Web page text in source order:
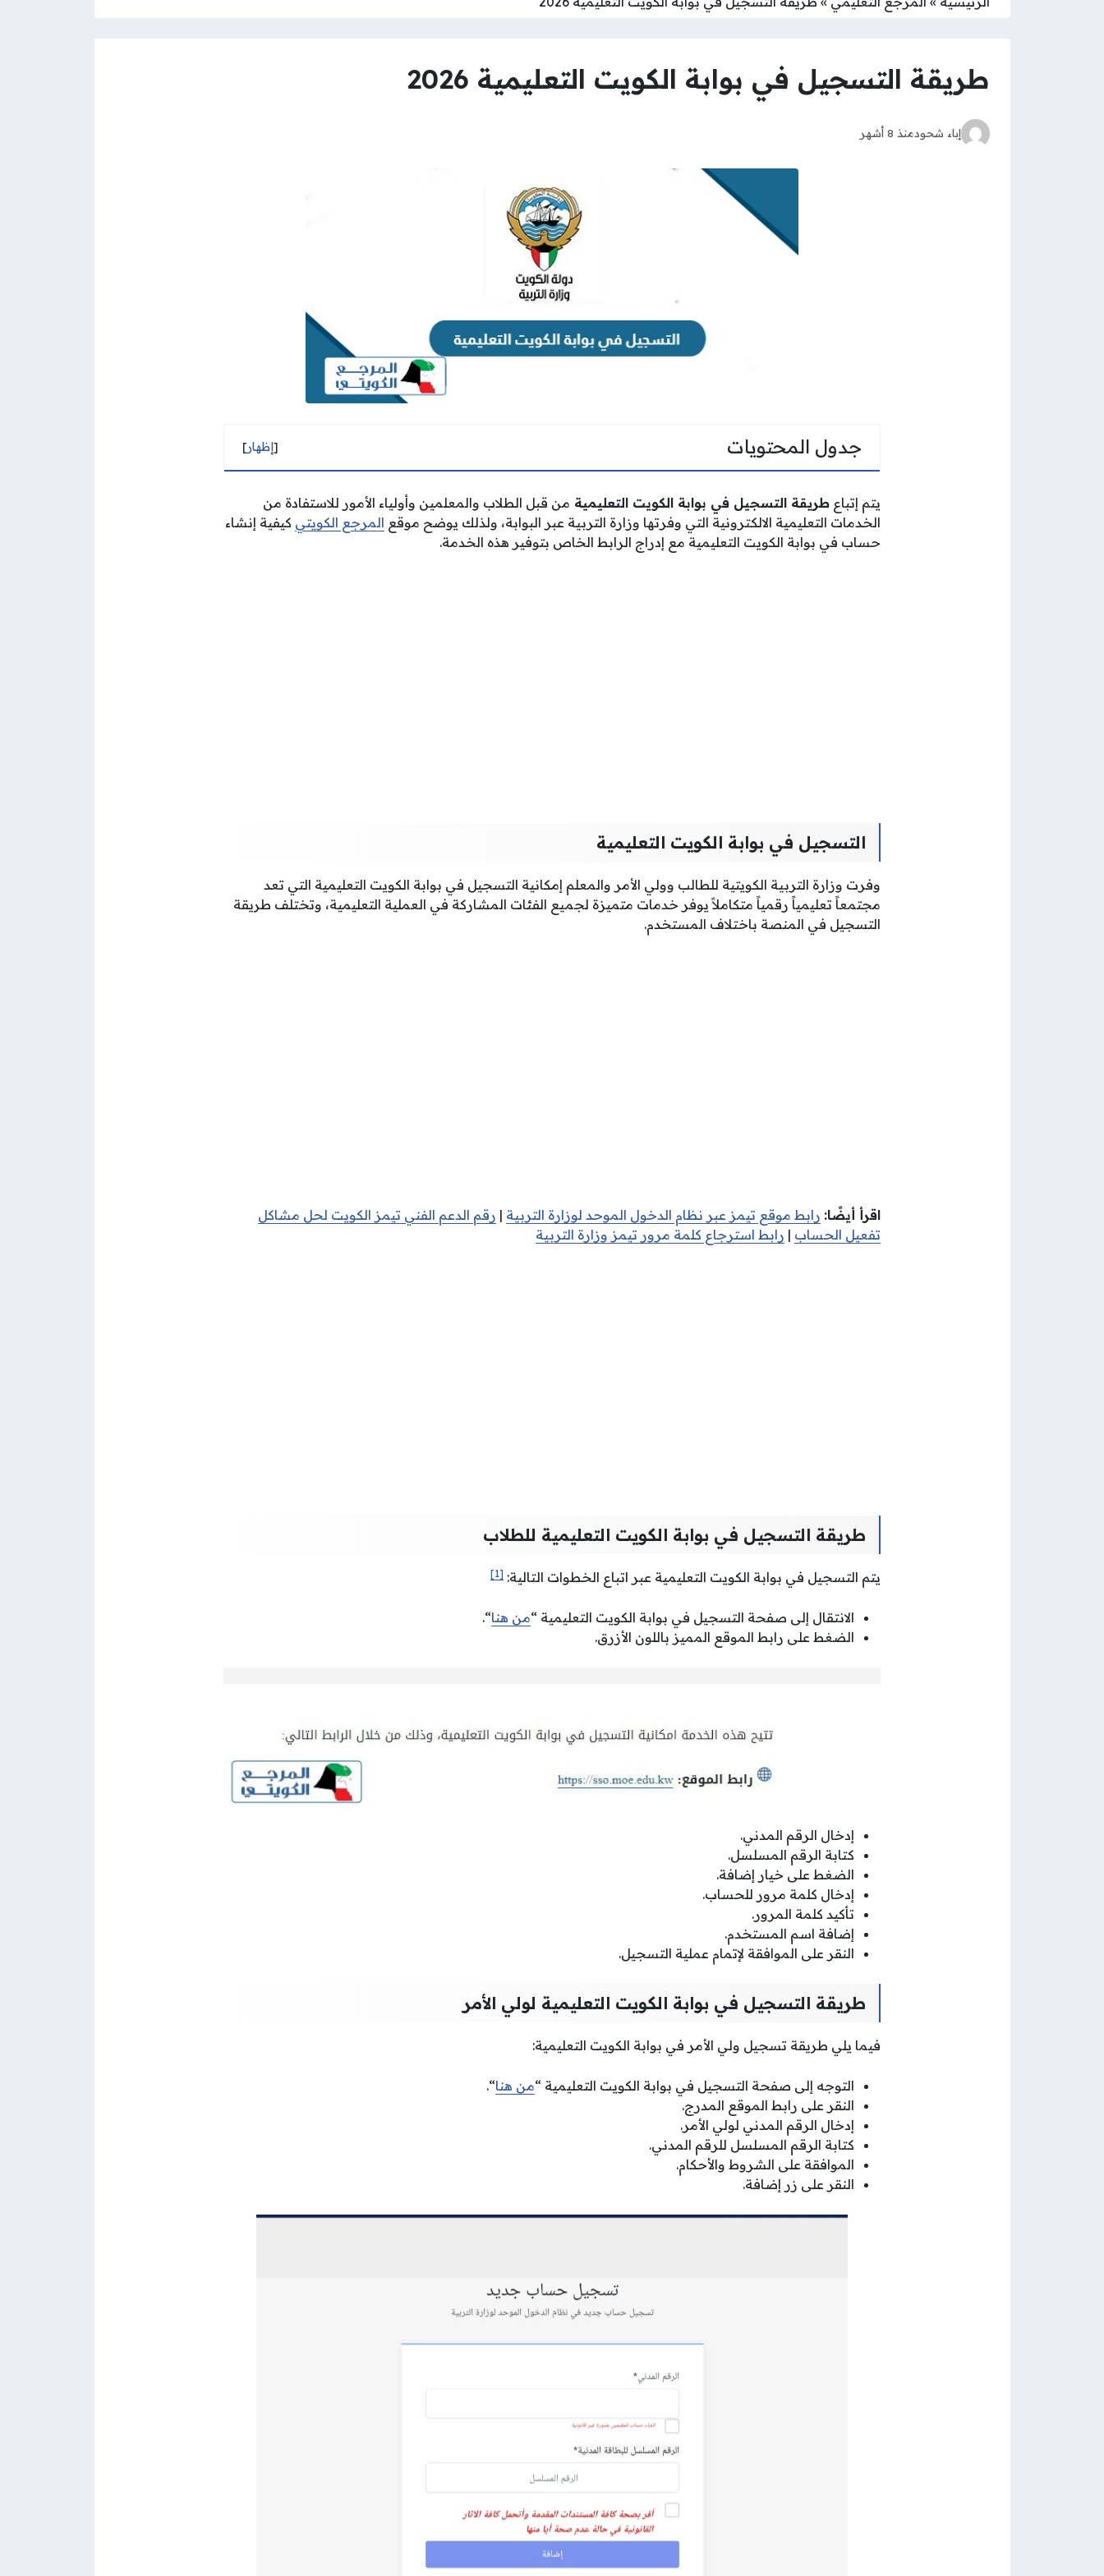
طريقة التسجيل في بوابة الكويت التعليمية 2026
إباء شحودمنذ 8 أشهر
جدول المحتويات [إظهار]
يتم إتباع طريقة التسجيل في بوابة الكويت التعليمية من قبل الطلاب والمعلمين وأولياء الأمور للاستفادة من
الخدمات التعليمية الالكترونية التي وفرتها وزارة التربية عبر البوابة، ولذلك يوضح موقع المرجع الكويتي كيفية إنشاء
حساب في بوابة الكويت التعليمية مع إدراج الرابط الخاص بتوفير هذه الخدمة.
التسجيل في بوابة الكويت التعليمية
وفرت وزارة التربية الكويتية للطالب وولي الأمر والمعلم إمكانية التسجيل في بوابة الكويت التعليمية التي تعد
مجتمعاً تعليمياً رقمياً متكاملاً يوفر خدمات متميزة لجميع الفئات المشاركة في العملية التعليمية، وتختلف طريقة
التسجيل في المنصة باختلاف المستخدم.
اقرأ أيضًا: رابط موقع تيمز عبر نظام الدخول الموحد لوزارة التربية | رقم الدعم الفني تيمز الكويت لحل مشاكل
تفعيل الحساب | رابط استرجاع كلمة مرور تيمز وزارة التربية
طريقة التسجيل في بوابة الكويت التعليمية للطلاب
يتم التسجيل في بوابة الكويت التعليمية عبر اتباع الخطوات التالية: [1]
الانتقال إلى صفحة التسجيل في بوابة الكويت التعليمية “من هنا“.
الضغط على رابط الموقع المميز باللون الأزرق.
إدخال الرقم المدني.
كتابة الرقم المسلسل.
الضغط على خيار إضافة.
إدخال كلمة مرور للحساب.
تأكيد كلمة المرور.
إضافة اسم المستخدم.
النقر على الموافقة لإتمام عملية التسجيل.
طريقة التسجيل في بوابة الكويت التعليمية لولي الأمر
فيما يلي طريقة تسجيل ولي الأمر في بوابة الكويت التعليمية:
التوجه إلى صفحة التسجيل في بوابة الكويت التعليمية “من هنا“.
النقر على رابط الموقع المدرج.
إدخال الرقم المدني لولي الأمر.
كتابة الرقم المسلسل للرقم المدني.
الموافقة على الشروط والأحكام.
النقر على زر إضافة.